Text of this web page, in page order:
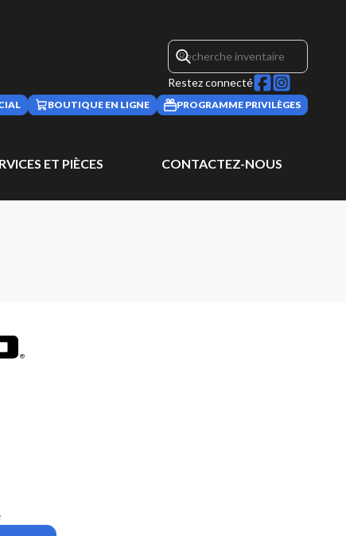
Restez connecté
BOUTIQUE EN LIGNE PROGRAMME PRIVILÈGES
ET PIÈCES CONTACTEZ-NOUS